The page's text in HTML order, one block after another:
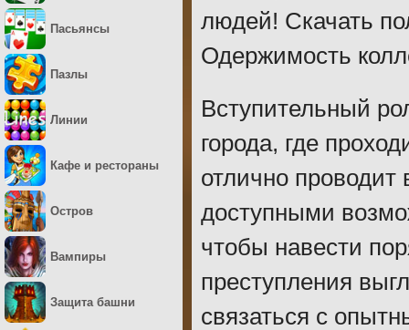
людей! Скачать
Одержимость
Вступительный
города, где
отлично
доступными
чтобы навести
преступления
связаться с
Пасьянсы
Пазлы
Линии
Кафе и рестораны
Остров
Вампиры
Защита башни